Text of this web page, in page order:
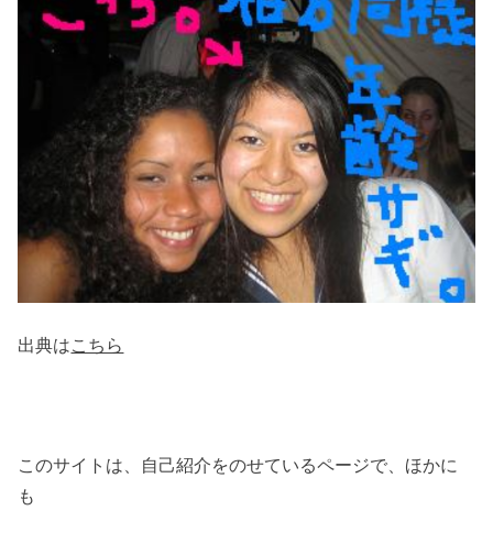
出典はこちら
このサイトは、自己紹介をのせているページで、ほかに
も